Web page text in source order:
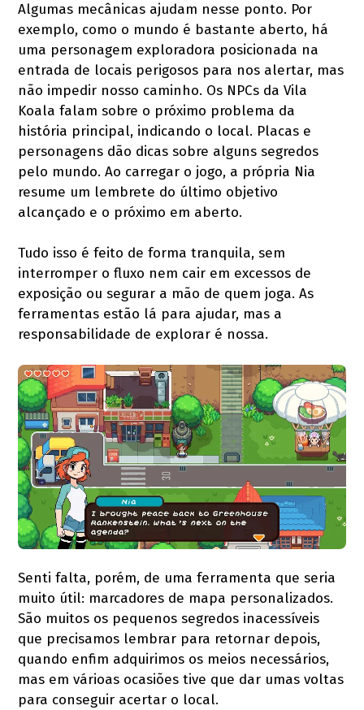
Algumas mecânicas ajudam nesse ponto. Por
exemplo, como o mundo é bastante aberto, há
uma personagem exploradora posicionada na
entrada de locais perigosos para nos alertar, mas
não impedir nosso caminho. Os NPCs da Vila
Koala falam sobre o próximo problema da
história principal, indicando o local. Placas e
personagens dão dicas sobre alguns segredos
pelo mundo. Ao carregar o jogo, a própria Nia
resume um lembrete do último objetivo
alcançado e o próximo em aberto.
Tudo isso é feito de forma tranquila, sem
interromper o fluxo nem cair em excessos de
exposição ou segurar a mão de quem joga. As
ferramentas estão lá para ajudar, mas a
responsabilidade de explorar é nossa.
Senti falta, porém, de uma ferramenta que seria
muito útil: marcadores de mapa personalizados.
São muitos os pequenos segredos inacessíveis
que precisamos lembrar para retornar depois,
quando enfim adquirimos os meios necessários,
mas em várioas ocasiões tive que dar umas voltas
para conseguir acertar o local.